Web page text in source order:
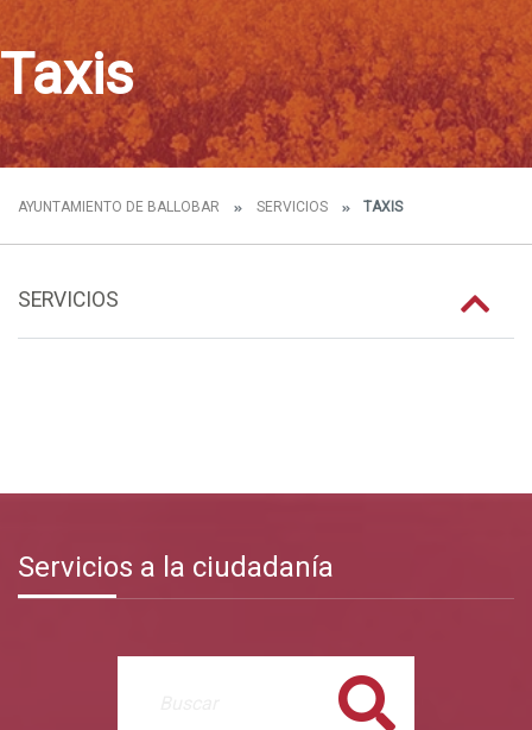
Taxis
AYUNTAMIENTO DE BALLOBAR SERVICIOS TAXIS
SERVICIOS
Servicios a la ciudadanía
Buscar